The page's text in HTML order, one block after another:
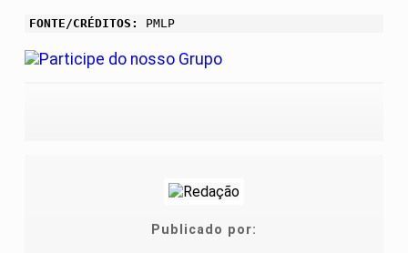
FONTE/CRÉDITOS: PMLP
Publicado por: